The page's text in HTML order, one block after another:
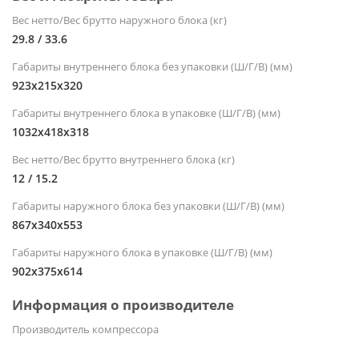
Вес нетто/Вес брутто наружного блока (кг)
29.8 / 33.6
Габариты внутреннего блока без упаковки (Ш/Г/В) (мм)
923x215x320
Габариты внутреннего блока в упаковке (Ш/Г/В) (мм)
1032х418х318
Вес нетто/Вес брутто внутреннего блока (кг)
12 / 15.2
Габариты наружного блока без упаковки (Ш/Г/В) (мм)
867х340х553
Габариты наружного блока в упаковке (Ш/Г/В) (мм)
902x375x614
Информация о производителе
Производитель компрессора